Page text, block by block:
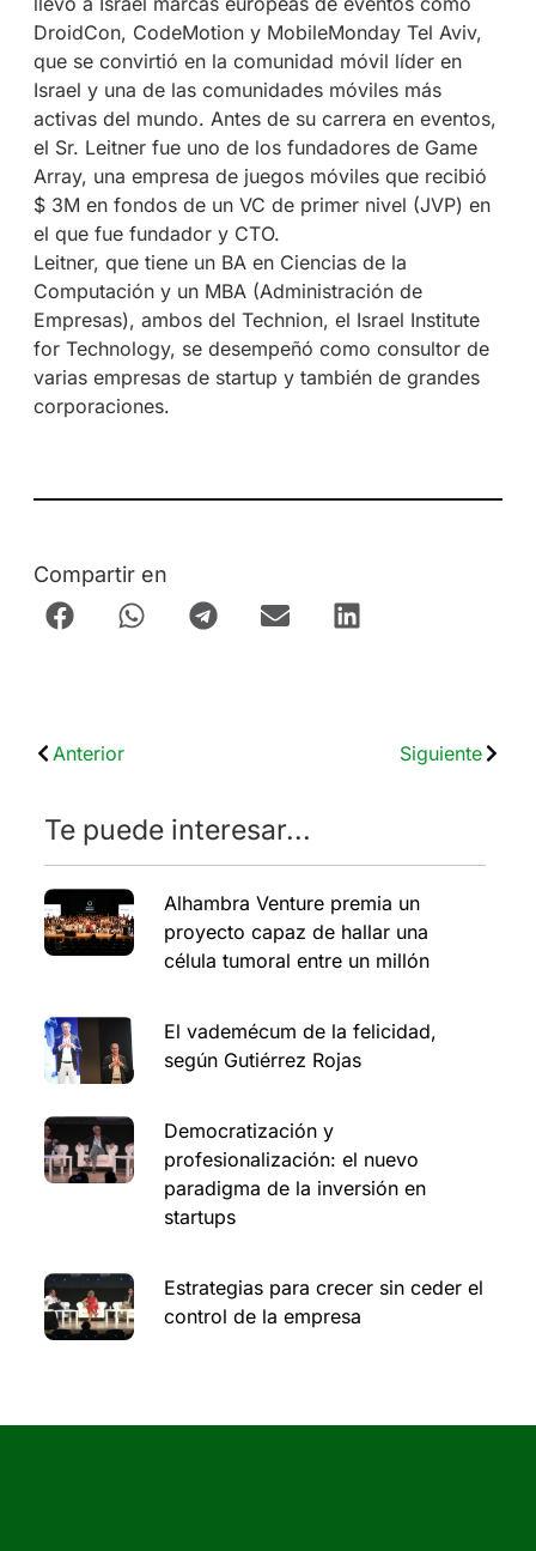
DroidCon, CodeMotion y MobileMonday Tel Aviv,
que se convirtió en la comunidad móvil líder en
Israel y una de las comunidades móviles más
activas del mundo. Antes de su carrera en eventos,
el Sr. Leitner fue uno de los fundadores de Game
Array, una empresa de juegos móviles que recibió
$ 3M en fondos de un VC de primer nivel (JVP) en
el que fue fundador y CTO.
Leitner, que tiene un BA en Ciencias de la
Computación y un MBA (Administración de
Empresas), ambos del Technion, el Israel Institute
for Technology, se desempeñó como consultor de
varias empresas de startup y también de grandes
corporaciones.
Compartir en
Anterior Siguiente
Te puede interesar...
Alhambra Venture premia un
proyecto capaz de hallar una
célula tumoral entre un millón
El vademécum de la felicidad,
según Gutiérrez Rojas
Democratización y
profesionalización: el nuevo
paradigma de la inversión en
startups
Estrategias para crecer sin ceder el
control de la empresa